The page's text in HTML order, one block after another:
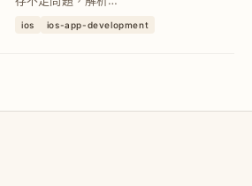
技巧，有效提升播放流暢度與本地緩存效
ios ios-app-development